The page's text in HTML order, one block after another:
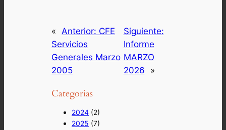
« Anterior: CFE
Servicios
Generales Marzo
2005
Siguiente:
Informe
MARZO
2026
»
Categorias
2024 (2)
2025 (7)